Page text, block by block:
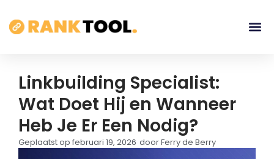
Linkbuilding Specialist:
Wat Doet Hij en Wanneer
Heb Je Er Een Nodig?
Geplaatst op februari 19, 2026 doorFerry de Berry